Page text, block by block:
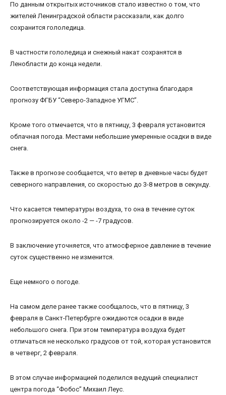
По данным открытых источников стало известно о том, что
жителей Ленинградской области рассказали, как долго
сохранится гололедица.
В частности гололедица и снежный накат сохранятся в
Ленобласти до конца недели.
Соответствующая информация стала доступна благодаря
прогнозу ФГБУ “Северо-Западное УГМС”.
Кроме того отмечается, что в пятницу, 3 февраля установится
облачная погода. Местами небольшие умеренные осадки в виде
снега.
Также в прогнозе сообщается, что ветер в дневные часы будет
северного направления, со скоростью до 3-8 метров в секунду.
Что касается температуры воздуха, то она в течение суток
прогнозируется около -2 — -7 градусов.
В заключение уточняется, что атмосферное давление в течение
суток существенно не изменится.
Еще немного о погоде.
На самом деле ранее также сообщалось, что в пятницу, 3
февраля в Санкт-Петербурге ожидаются осадки в виде
небольшого снега. При этом температура воздуха будет
отличаться не несколько градусов от той, которая установится
в четверг, 2 февраля.
В этом случае информацией поделился ведущий специалист
центра погода “Фобос” Михаил Леус.